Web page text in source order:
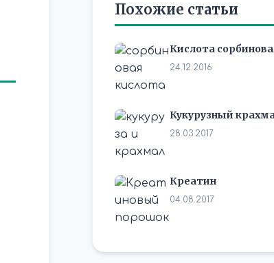
Похожие статьи
Кислота
24.12.2016
Кукурузный
28.03.2017
Креатин
04.08.2017